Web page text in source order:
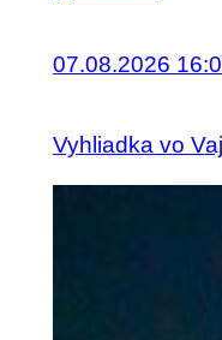
07.08.2026
Vyhliadka vo